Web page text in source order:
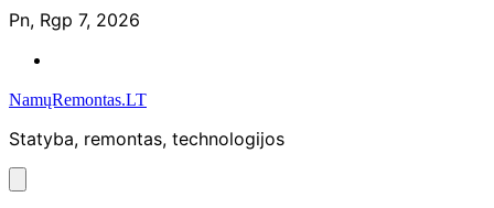
Skip
content
Pn, Rgp 7, 2026
NamųRemontas.LT
Statyba, remontas, technologijos